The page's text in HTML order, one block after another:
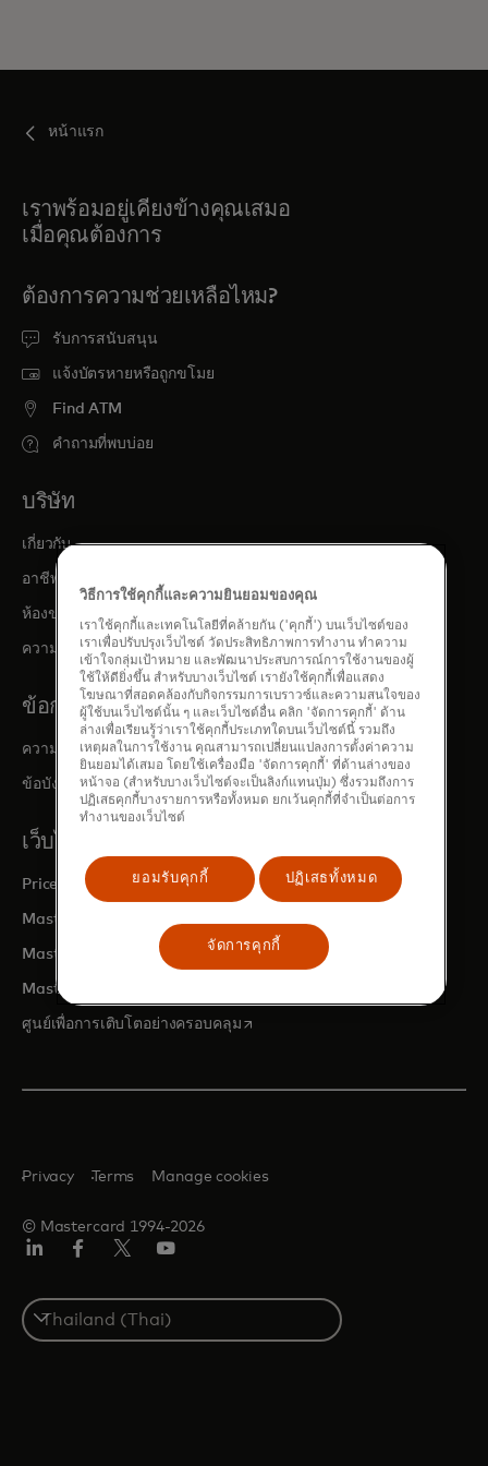
สำหรับผู้สร้างนวัตกรรม
ข่าวสารและแนวโน้ม
หน้าแรก
เราพร้อมอยู่เคียงข้างคุณเสมอ
เมื่อคุณต้องการ
ต้องการความช่วยเหลือไหม?
รับการสนับสนุน
แจ้งบัตรหายหรือถูกขโมย
Find ATM
คำถามที่พบบ่อย
บริษัท
เกี่ยวกับ
อาชีพ
ห้องข่าว opens in a new tab
ความสัมพันธ์กับนักลงทุน opens in a new tab
ข้อกฎหมายและนโยบายความเป็นส่วนตัว
ความเป็นส่วนตัวและความรับผิดชอบต่อข้อมูล
ข้อบังคับองค์กรที่มีผลผูกพัน (BCRs)
เว็บไซต์ของ MASTERCARD
Priceless.com opens in a new tab
Mastercard Business Intelligence
Mastercard Developers opens in a new tab
Mastercard ศูนย์การตลาด
ศูนย์เพื่อการเติบโตอย่างครอบคลุมopens in a new tab
© Mastercard 1994-2026
Privacy Terms Manage cookies
Select
a
country
เตอร์/
เอ็กซ์
วิธีการใช้คุกกี้และความยินยอมของคุณ
เราใช้คุกกี้และเทคโนโลยีที่คล้ายกัน ('คุกกี้') บนเว็บไซต์ของ
เราเพื่อปรับปรุงเว็บไซต์ วัดประสิทธิภาพการทำงาน ทำความ
เข้าใจกลุ่มเป้าหมาย และพัฒนาประสบการณ์การใช้งานของผู้
ใช้ให้ดียิ่งขึ้น สำหรับบางเว็บไซต์ เรายังใช้คุกกี้เพื่อแสดง
โฆษณาที่สอดคล้องกับกิจกรรมการเบราวซ์และความสนใจของ
ผู้ใช้บนเว็บไซต์นั้น ๆ และเว็บไซต์อื่น คลิก 'จัดการคุกกี้' ด้าน
ล่างเพื่อเรียนรู้ว่าเราใช้คุกกี้ประเภทใดบนเว็บไซต์นี้ รวมถึง
เหตุผลในการใช้งาน คุณสามารถเปลี่ยนแปลงการตั้งค่าความ
ยินยอมได้เสมอ โดยใช้เครื่องมือ 'จัดการคุกกี้' ที่ด้านล่างของ
หน้าจอ (สำหรับบางเว็บไซต์จะเป็นลิงก์แทนปุ่ม) ซึ่งรวมถึงการ
ปฏิเสธคุกกี้บางรายการหรือทั้งหมด ยกเว้นคุกกี้ที่จำเป็นต่อการ
ทำงานของเว็บไซต์
ยอมรับคุกกี้ ปฏิเสธทั้งหมด
จัดการคุกกี้